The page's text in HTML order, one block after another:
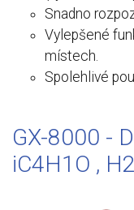
Snadno
Vylepšené
místech.
Spolehlivé
GX-8000 -
iC4H1O ,